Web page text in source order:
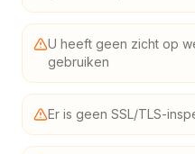
U heeft geen zicht op
gebruiken
Er is geen SSL/TLS-